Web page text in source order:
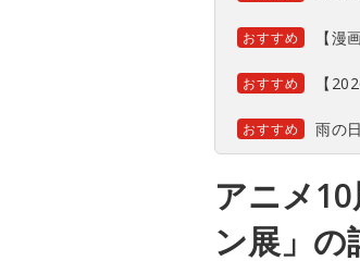
おすすめ 【漫
おすすめ 【
おすすめ 雨の
アニメ
ン展」の